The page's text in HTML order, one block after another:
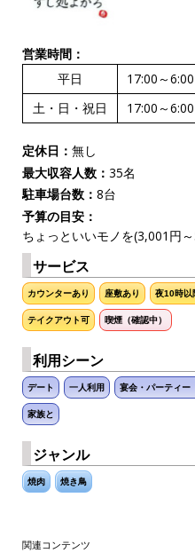
営業時間：
平日
17:00～6:00
土・日・祝日
17:00～6:00
定休日： 無し
最大収容人数： 35名
駐車場台数： 8台
予算の目安：
ちょっといいモノを(3,001円
サービス
カウンターあり 座敷あり 夜10時以
テイクアウト可 喫煙（確認中）
利用シーン
デート 一人利用 宴会・パーティー
家族と
ジャンル
焼肉 焼き鳥
関連コンテンツ